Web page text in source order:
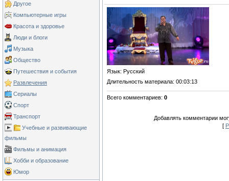
Другое
Компьютерные игры
Красота и здоровье
Люди и блоги
Музыка
Общество
Путешествия и события
Развлечения
Сериалы
Спорт
Транспорт
Учебные и развивающие
фильмы
Фильмы и анимация
Хобби и образование
Юмор
Язык: Русский
Длительность материала: 00:03:13
Всего комментариев: 0
Добавлять комментарии
[